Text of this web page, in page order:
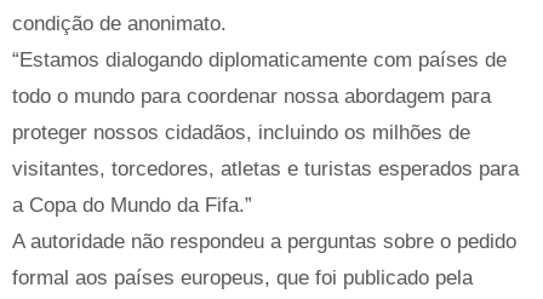
condição de anonimato.
“Estamos dialogando diplomaticamente com países de
todo o mundo para coordenar nossa abordagem para
proteger nossos cidadãos, incluindo os milhões de
visitantes, torcedores, atletas e turistas esperados para
a Copa do Mundo da Fifa.”
A autoridade não respondeu a perguntas sobre o pedido
formal aos países europeus, que foi publicado pela